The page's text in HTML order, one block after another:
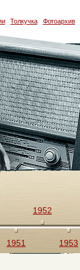
Толкучка Фотоархив
1951
1952
1953